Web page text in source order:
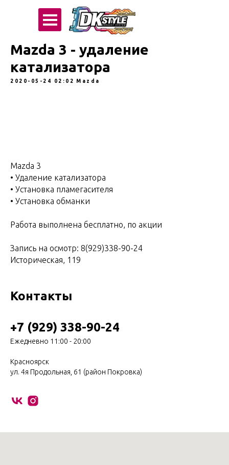
Mazda 3 - удаление
катализатора
2020-05-24 02:02 Mazda
Mazda 3
• Удаление катализатора ⠀ ⠀
• Установка пламегасителя ⠀ ⠀
• Установка обманки ⠀ ⠀
Работа выполнена бесплатно, по акции ⠀ ⠀
Запись на осмотр: 8(929)338-90-24
Историческая, 119 ⠀
Контакты
+7 (929) 338-90-24
Ежедневно 11:00 - 20:00
Красноярск
ул. 4я Продольная, 61 (район Покровка)